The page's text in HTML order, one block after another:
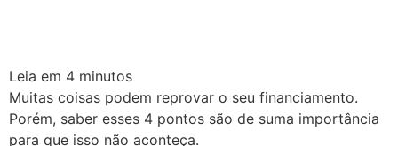
Leia em 4 minutos
Muitas coisas podem reprovar o seu financiamento.
Porém, saber esses 4 pontos são de suma importância
para que isso não aconteça.